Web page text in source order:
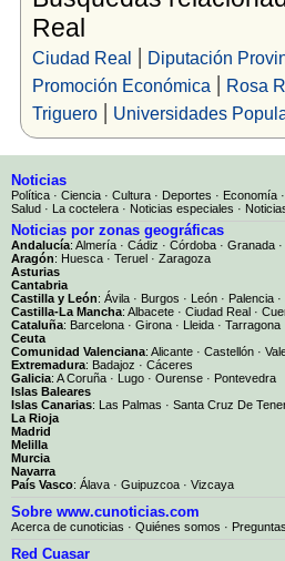
Real
Ciudad Real | Diputación
Promoción Económica | Rosa
Triguero| Universidades
Noticias
Política · Ciencia · Cultura · Deportes · Economía ·
Salud · La coctelera · Noticias especiales ·
Noticias por zonas geográficas
Andalucía: Almería · Cádiz · Córdoba · Granada ·
Aragón: Huesca · Teruel · Zaragoza
Asturias
Cantabria
Castilla y León: Ávila · Burgos · León · Palencia ·
Castilla-La Mancha: Albacete · Ciudad Real ·
Cataluña: Barcelona · Girona · Lleida · Tarragona
Ceuta
Comunidad Valenciana: Alicante · Castellón ·
Extremadura: Badajoz · Cáceres
Galicia: A Coruña · Lugo · Ourense · Pontevedra
Islas Baleares
Islas Canarias: Las Palmas · Santa Cruz De
La Rioja
Madrid
Melilla
Murcia
Navarra
País Vasco: Álava · Guipuzcoa · Vizcaya
Sobre www.cunoticias.com
Acerca de cunoticias · Quiénes somos ·
Red Cuasar